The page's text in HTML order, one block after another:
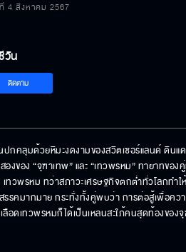
4 สิงหาคม 2567
วัน
ติดตาม
ปกคลุมด้วยหิมะงดงามของสวิตเซอร์แลนด์ ดิน
องของ “จุฑาเทพ” และ “เทวพรหม” ทายาทข
เทวพรหม ทว่าสภาวะเศรษฐกิจตกต่ำทั่วโลกท
รคมากมาย กระทั่งทั้งคู่พบว่า การต่อสู้เพื่อควา
อดเทวพรหมก็ได้เป็นเหลนสะใภ้คนสุดท้องของ